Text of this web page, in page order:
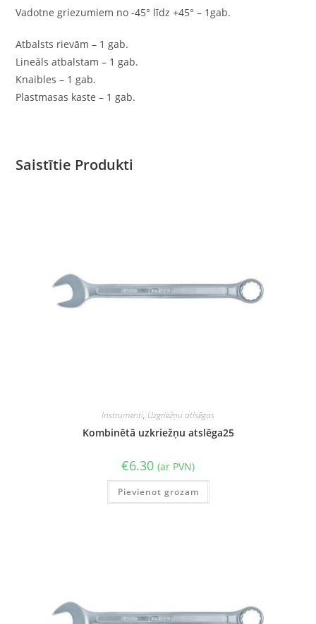
Vadotne griezumiem no -45° līdz +45° – 1gab.
Atbalsts rievām – 1 gab.
Lineāls atbalstam – 1 gab.
Knaibles – 1 gab.
Plastmasas kaste – 1 gab.
Saistītie Produkti
Instrumenti, Uzgriežņu atlsēgas
Kombinētā uzkriežņu atslēga25
€6.30 (ar PVN)
Pievienot grozam